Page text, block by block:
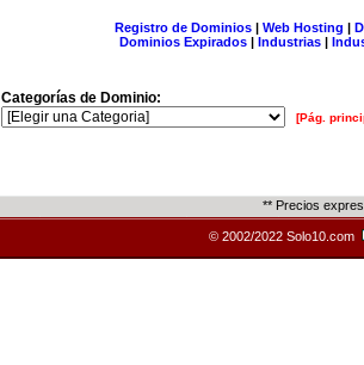
Registro de Dominios| Web Hosting |
Dominios Expirados | Industrias |
Categorías de Dominio:
[Pág.
** Precios
© 2002/2022 Solo10.com